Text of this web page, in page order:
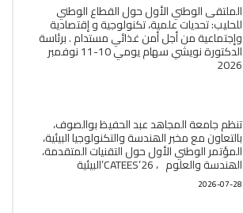
الملتقى الوطني الأول حول القطاع الوطني
للحليب: تحديات علمية، تكنولوجية و إقتصادية
وإجتماعية من أجل أمن غذائي مستدام . برئاسة
الدكتورة نويشي سهام يومي 10-11 نوفمبر
2026
تنظم جامعة المجاهد عبد الحفيظ بوالصوف،
بالتعاون مع مخبر الھندسة والتكنولوجيا البیئیة،
المؤتمر الوطني الأول حول التقنيات المتقدمة،
الھندسة والعلوم ، CATEES’26’البیئية
2026-07-28